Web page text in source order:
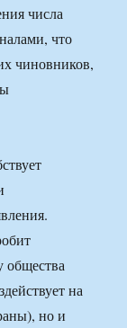
числа
что
чиновников,
общества
на
но и